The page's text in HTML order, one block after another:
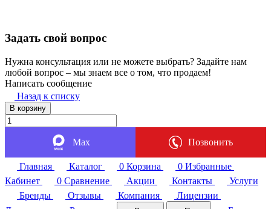
Задать свой вопрос
Нужна консультация или не можете выбрать? Задайте нам
любой вопрос – мы знаем все о том, что продаем!
Написать сообщение
Назад к списку
В корзину
Max Позвонить
Главная Каталог 0 Корзина 0 Избранные
Кабинет
0 Сравнение Акции Контакты
Услуги
Бренды
Отзывы Компания
Лицензии